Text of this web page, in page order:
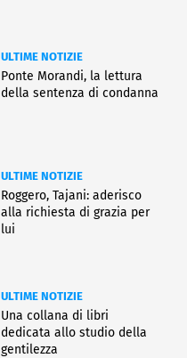
ULTIME NOTIZIE
Ponte Morandi, la lettura
della sentenza di condanna
ULTIME NOTIZIE
Roggero, Tajani: aderisco
alla richiesta di grazia per
lui
ULTIME NOTIZIE
Una collana di libri
dedicata allo studio della
gentilezza